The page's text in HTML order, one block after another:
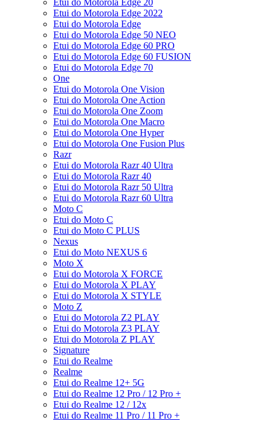
Etui do Motorola Edge 20
Etui do Motorola Edge 2022
Etui do Motorola Edge
Etui do Motorola Edge 50 NEO
Etui do Motorola Edge 60 PRO
Etui do Motorola Edge 60 FUSION
Etui do Motorola Edge 70
One
Etui do Motorola One Vision
Etui do Motorola One Action
Etui do Motorola One Zoom
Etui do Motorola One Macro
Etui do Motorola One Hyper
Etui do Motorola One Fusion Plus
Razr
Etui do Motorola Razr 40 Ultra
Etui do Motorola Razr 40
Etui do Motorola Razr 50 Ultra
Etui do Motorola Razr 60 Ultra
Moto C
Etui do Moto C
Etui do Moto C PLUS
Nexus
Etui do Moto NEXUS 6
Moto X
Etui do Motorola X FORCE
Etui do Motorola X PLAY
Etui do Motorola X STYLE
Moto Z
Etui do Motorola Z2 PLAY
Etui do Motorola Z3 PLAY
Etui do Motorola Z PLAY
Signature
Etui do Realme
Realme
Etui do Realme 12+ 5G
Etui do Realme 12 Pro / 12 Pro +
Etui do Realme 12 / 12x
Etui do Realme 11 Pro / 11 Pro +